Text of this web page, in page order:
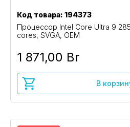
Код товара: 194373
Процессор Intel Core Ultra 9
cores, SVGA, OEM
1 871,00 Br
В